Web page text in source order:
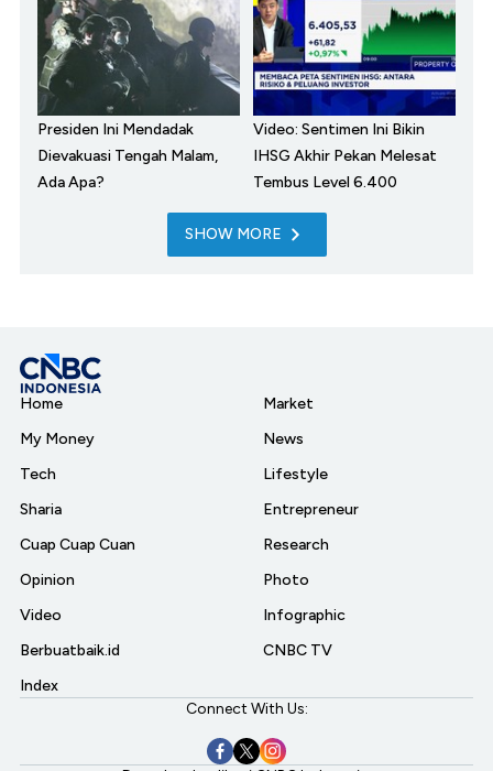
Presiden Ini Mendadak
Dievakuasi Tengah Malam,
Ada Apa?
Video: Sentimen Ini Bikin
IHSG Akhir Pekan Melesat
Tembus Level 6.400
SHOW MORE
Home
My Money
Tech
Sharia
Cuap Cuap Cuan
Opinion
Video
Berbuatbaik.id
Index
Market
News
Lifestyle
Entrepreneur
Research
Photo
Infographic
CNBC TV
Connect With Us: